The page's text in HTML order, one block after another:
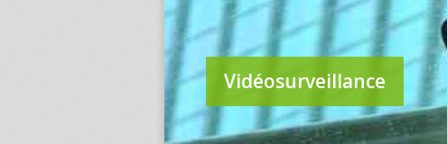
Vidéosurveillance